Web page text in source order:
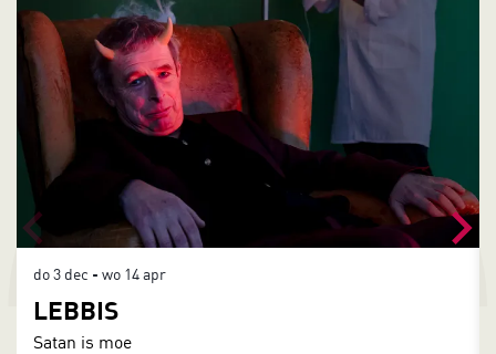
LEBBIS
Satan is moe
do 3 dec - wo 14 apr